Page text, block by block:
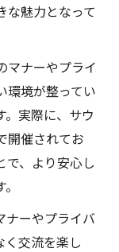
な魅力となって
マナーやプライ
環境が整ってい
。実際に、サウ
開催されてお
で、より安心し
ナーやプライバ
く交流を楽し